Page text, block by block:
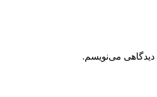
دیدگاهی می‌نویسم.